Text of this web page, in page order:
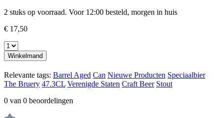
2 stuks op voorraad. Voor 12:00 besteld, morgen in huis
€ 17,50
Winkelmand
Relevante tags: Barrel Aged Can Nieuwe Producten Speciaalbier
The Bruery 47.3CL Verenigde Staten Craft Beer Stout
0 van 0 beoordelingen